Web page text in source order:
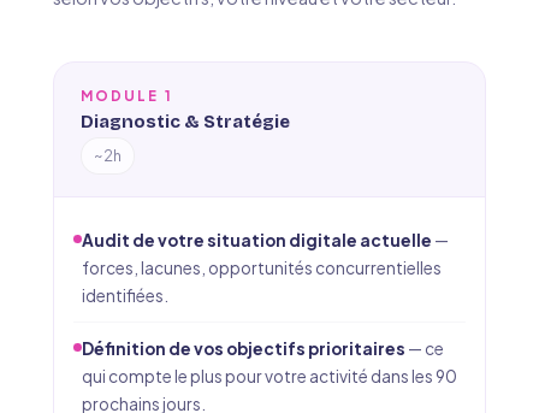
MODULE 1
Diagnostic & Stratégie
~2h
Audit de votre situation digitale actuelle —
forces, lacunes, opportunités concurrentielles
identifiées.
Définition de vos objectifs prioritaires — ce
qui compte le plus pour votre activité dans les 90
prochains jours.